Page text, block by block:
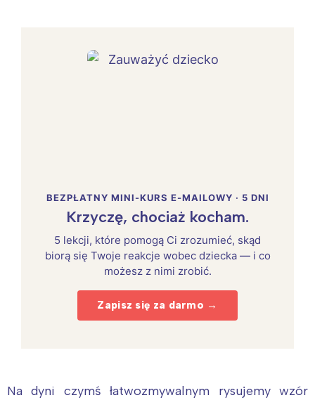
BEZPŁATNY MINI-KURS E-MAILOWY · 5 DNI
Krzyczę, chociaż kocham.
5 lekcji, które pomogą Ci zrozumieć, skąd
biorą się Twoje reakcje wobec dziecka — i co
możesz z nimi zrobić.
Zapisz się za darmo →
Na dyni czymś łatwozmywalnym rysujemy wzór